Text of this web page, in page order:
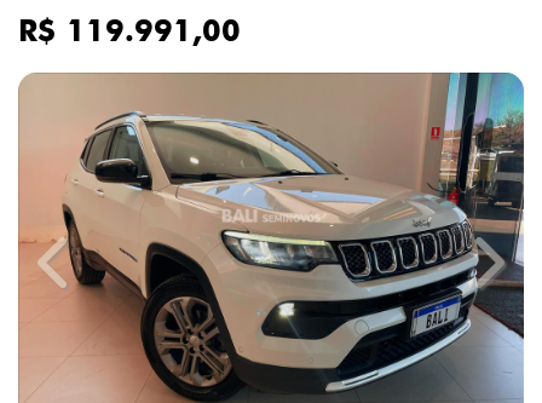
R$ 119.991,00
Previous Next